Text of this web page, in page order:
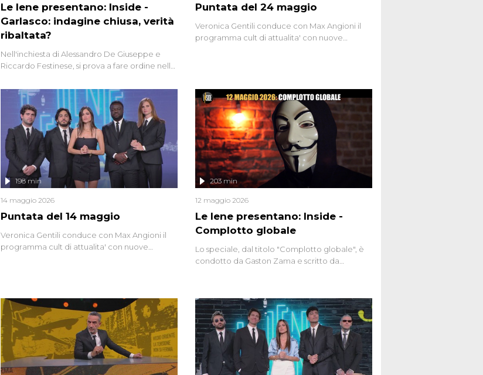
Le Iene presentano: Inside -
Garlasco: indagine chiusa, verità
ribaltata?
Nell'inchiesta di Alessandro De Giuseppe e
Riccardo Festinese, si prova a fare ordine nella
continuano a emergere attorno a una delle
vicende giudiziarie più discusse degli ultimi
anni. Lo speciale ricostruisce la vicenda
mettendo in fila testimonianze, errori, dettagli
controversi e i protagonisti di un'indagine che
sembra non avere fine.
Puntata del 24 maggio
Veronica Gentili conduce con Max Angioni il
programma cult di attualita' con nuove
Puntata del 14 maggio
198 min
14 maggio 2026
Veronica Gentili conduce con Max Angioni il
programma cult di attualita' con nuove
Le Iene presentano: Inside -
Complotto globale
203 min
12 maggio 2026
Lo speciale, dal titolo "Complotto globale", è
condotto da Gaston Zama e scritto da
tempo, racconta l'universo delle narrazioni
alternative, dei sospetti globali e del
complottismo che negli ultimi anni hanno
invaso social network, talk show, piazze digitali
e immaginario collettivo.